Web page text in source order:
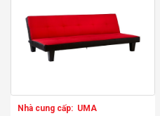
Nhà cung cấp: UMA